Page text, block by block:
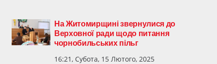
На Житомирщині звернулися до
Верховної ради щодо питання
чорнобильських пільг
16:21, Субота, 15 Лютого, 2025